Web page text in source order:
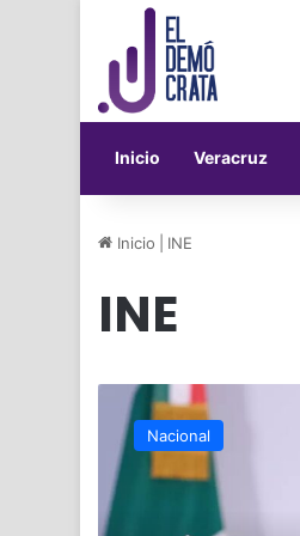
Inicio Veracruz
Inicio INE
INE
Sheinbaum
critica
mil
mdp
de
Nacional